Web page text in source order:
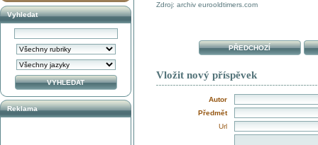
Zdroj: archiv eurooldtimers.com
PŘEDCHOZÍ
Vložit nový příspěvek
Autor
Předmět
Url
Vyhledat
Reklama